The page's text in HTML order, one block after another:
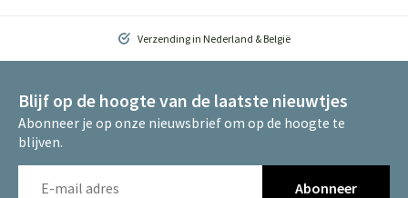
Verzending in Nederland & België
Blijf op de hoogte van de laatste nieuwtjes
Abonneer je op onze nieuwsbrief om op de hoogte te
blijven.
Abonneer